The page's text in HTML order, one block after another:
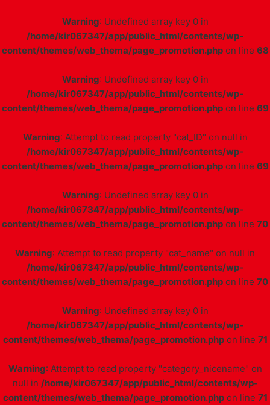
Warning: Undefined array key 0 in
/home/kir067347/app/public_html/contents/wp-
content/themes/web_thema/page_promotion.phpon line 68
Warning: Undefined array key 0 in
/home/kir067347/app/public_html/contents/wp-
content/themes/web_thema/page_promotion.phpon line 69
Warning: Attempt to read property "cat_ID" on null in
/home/kir067347/app/public_html/contents/wp-
content/themes/web_thema/page_promotion.phpon line 69
Warning: Undefined array key 0 in
/home/kir067347/app/public_html/contents/wp-
content/themes/web_thema/page_promotion.php on line 70
Warning: Attempt to read property "cat_name" on null in
/home/kir067347/app/public_html/contents/wp-
content/themes/web_thema/page_promotion.php on line 70
Warning: Undefined array key 0 in
/home/kir067347/app/public_html/contents/wp-
content/themes/web_thema/page_promotion.phpon line 71
Warning: Attempt to read property "category_nicename" on
null in /home/kir067347/app/public_html/contents/wp-
content/themes/web_thema/page_promotion.phpon line 71